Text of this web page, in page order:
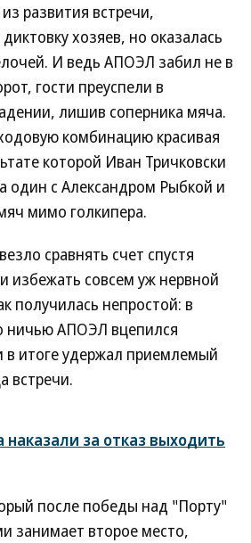
развития встречи,
хозяев, но оказалась
И ведь АПОЭЛ забил не в
гости преуспели в
лишив соперника мяча.
комбинацию красивая
которой Иван Тричковски
один с Александром Рыбкой и
мимо голкипера.
сравнять счет спустя
избежать совсем уж нервной
получилась непростой: в
ничью АПОЭЛ вцепился
в итоге удержал приемлемый
встречи.
наказали за отказ выходить
после победы над "Порту"
занимает второе место,